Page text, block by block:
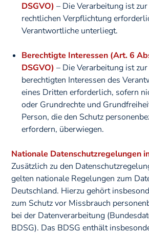
DSGVO) – Die Verarbeitung ist
rechtlichen Verpflichtung
Verantwortliche unterliegt.
Berechtigte Interessen (Art. 6
DSGVO) – Die Verarbeitung ist
berechtigten Interessen des
eines Dritten erforderlich, sofern
oder Grundrechte und
Person, die den Schutz
erfordern, überwiegen.
Nationale Datenschutzregelungen
Zusätzlich zu den
gelten nationale Regelungen zum
Deutschland. Hierzu gehört
zum Schutz vor Missbrauch
bei der Datenverarbeitung
BDSG). Das BDSG enthält